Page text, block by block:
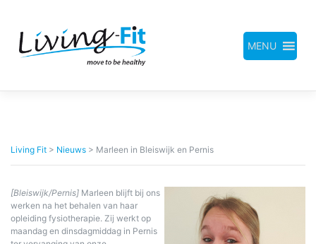
inhoud
MENU
Living Fit > Nieuws > Marleen in Bleiswijk en Pernis
[Bleiswijk/Pernis] Marleen blijft bij ons
werken na het behalen van haar
opleiding fysiotherapie. Zij werkt op
maandag en dinsdagmiddag in Pernis